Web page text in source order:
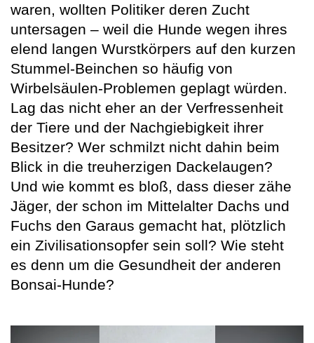
waren, wollten Politiker deren Zucht
untersagen – weil die Hunde wegen ihres
elend langen Wurstkörpers auf den kurzen
Stummel-Beinchen so häufig von
Wirbelsäulen-Problemen geplagt würden.
Lag das nicht eher an der Verfressenheit
der Tiere und der Nachgiebigkeit ihrer
Besitzer? Wer schmilzt nicht dahin beim
Blick in die treuherzigen Dackelaugen?
Und wie kommt es bloß, dass dieser zähe
Jäger, der schon im Mittelalter Dachs und
Fuchs den Garaus gemacht hat, plötzlich
ein Zivilisationsopfer sein soll? Wie steht
es denn um die Gesundheit der anderen
Bonsai-Hunde?